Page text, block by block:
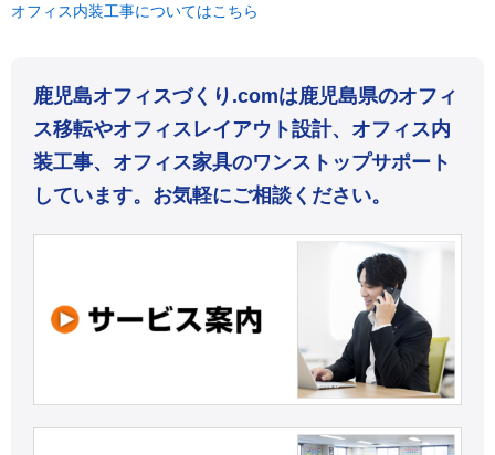
オフィス内装工事についてはこちら
鹿児島オフィスづくり.comは鹿児島県のオフィ
ス移転やオフィスレイアウト設計、オフィス内
装工事、オフィス家具のワンストップサポート
しています。お気軽にご相談ください。